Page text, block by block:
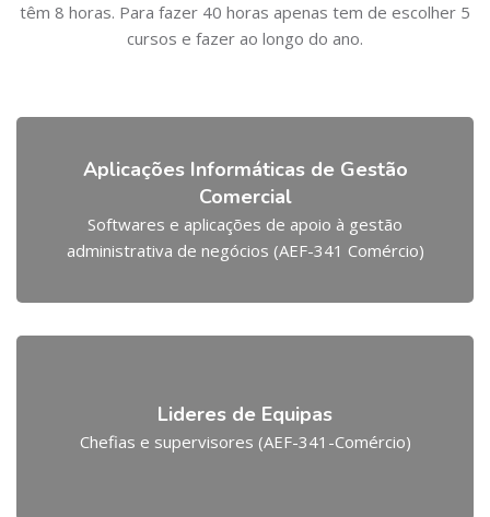
têm 8 horas. Para fazer 40 horas apenas tem de escolher 5
cursos e fazer ao longo do ano.
Aplicações Informáticas de Gestão
Comercial
Softwares e aplicações de apoio à gestão
administrativa de negócios (AEF-341 Comércio)
Lideres de Equipas
Chefias e supervisores (AEF-341-Comércio)